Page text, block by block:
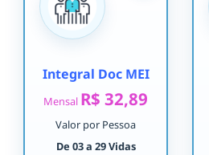
Integral Doc MEI
Mensal R$ 32,89
Valor por Pessoa
De 03 a 29 Vidas